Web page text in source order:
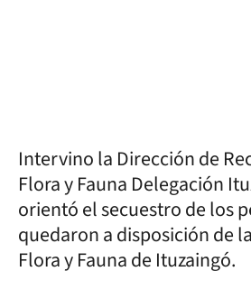
Intervino la Dirección de
Flora y Fauna Delegación
orientó el secuestro de los
quedaron a disposición de
Flora y Fauna de Ituzaingó.